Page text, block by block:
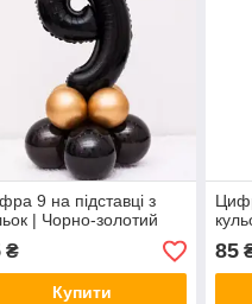
9 на підставці з
| Чорно-золотий
₴
Купити
85